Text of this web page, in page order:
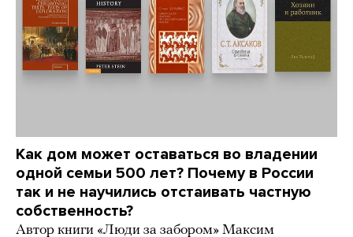
Как дом может оставаться во владении
одной семьи 500 лет? Почему в России
так и не научились отстаивать частную
собственность?
Автор книги «Люди за забором» Максим